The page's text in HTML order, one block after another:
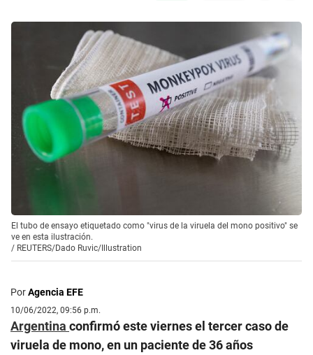
El tubo de ensayo etiquetado como "virus de la viruela del mono positivo" se
ve en esta ilustración.
/ REUTERS/Dado Ruvic/Illustration
PorAgencia EFE
10/06/2022, 09:56 p.m.
Argentina confirmó este viernes el tercer caso de
viruela de mono, en un paciente de 36 años